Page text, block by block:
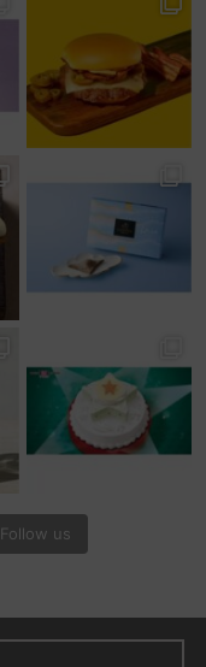
Follow us